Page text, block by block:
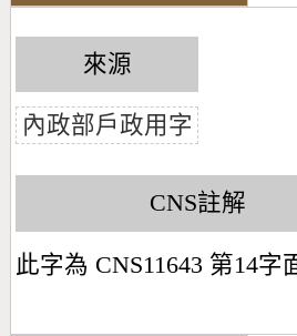
來源
內政部戶政用字
CNS註解
此字為 CNS11643 第14字